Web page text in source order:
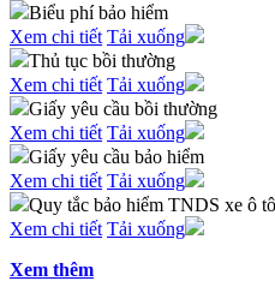
Biểu phí bảo hiểm
Xem chi tiết Tải xuống
Thủ tục bồi thường
Xem chi tiết Tải xuống
Giấy yêu cầu bồi thường
Xem chi tiết Tải xuống
Giấy yêu cầu bảo hiểm
Xem chi tiết Tải xuống
Quy tắc bảo hiểm TNDS xe ô tô
Xem chi tiết Tải xuống
Xem thêm